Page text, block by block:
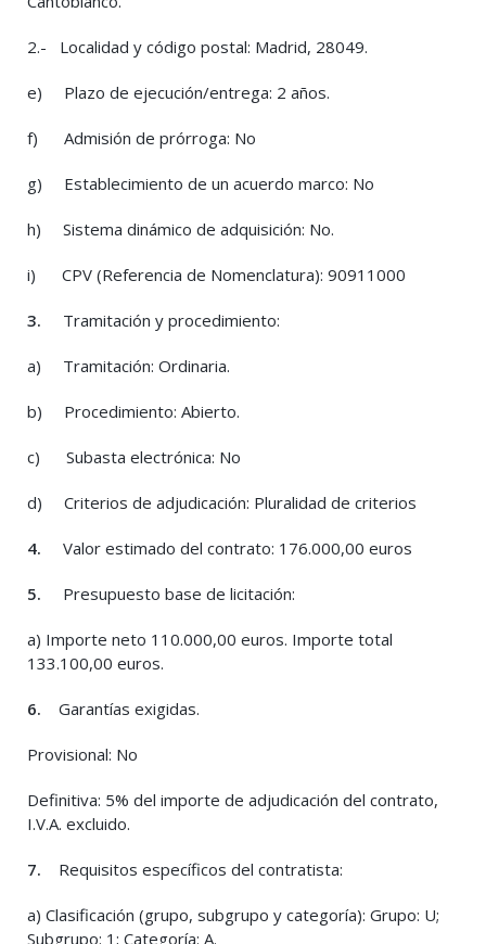
2.- Localidad y código postal: Madrid, 28049.
e) Plazo de ejecución/entrega: 2 años.
f) Admisión de prórroga: No
g) Establecimiento de un acuerdo marco: No
h) Sistema dinámico de adquisición: No.
i) CPV (Referencia de Nomenclatura): 90911000
3. Tramitación y procedimiento:
a) Tramitación: Ordinaria.
b) Procedimiento: Abierto.
c) Subasta electrónica: No
d) Criterios de adjudicación: Pluralidad de criterios
4. Valor estimado del contrato: 176.000,00 euros
5. Presupuesto base de licitación:
a) Importe neto 110.000,00 euros. Importe total
133.100,00 euros.
6. Garantías exigidas.
Provisional: No
Definitiva: 5% del importe de adjudicación del contrato,
I.V.A. excluido.
7. Requisitos específicos del contratista:
a) Clasificación (grupo, subgrupo y categoría): Grupo: U;
Subgrupo: 1; Categoría: A.